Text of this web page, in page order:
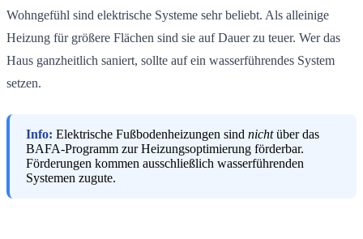
Wohngefühl sind elektrische Systeme sehr beliebt. Als alleinige
Heizung für größere Flächen sind sie auf Dauer zu teuer. Wer das
Haus ganzheitlich saniert, sollte auf ein wasserführendes System
setzen.
Info: Elektrische Fußbodenheizungen sind nichtüber das
BAFA-Programm zur Heizungsoptimierung förderbar.
Förderungen kommen ausschließlich wasserführenden
Systemen zugute.